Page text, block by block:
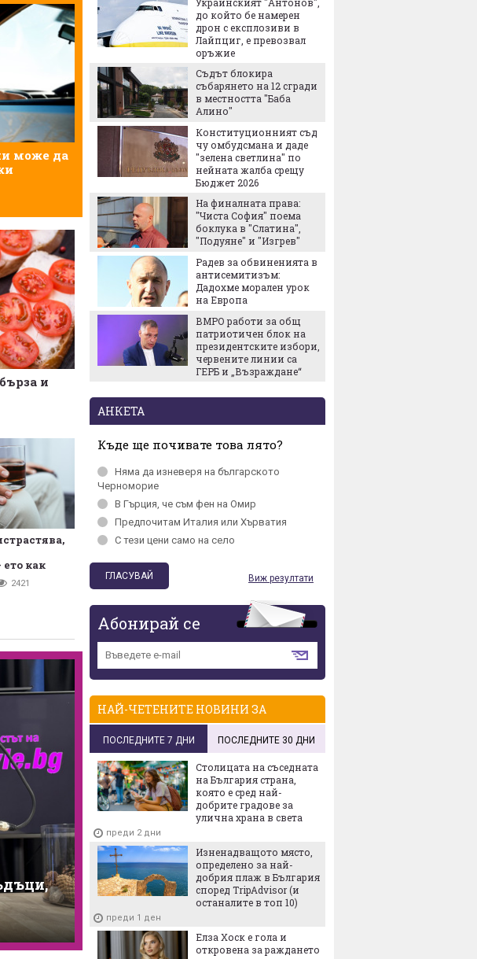
може да
и
ето как
2421
финансова
отстрани
на Арсенал
на
отбор е
Авив?
да направи
Авив
на Лига на
но се
трансфер
в Турция
до който бе намерен
дрон с експлозиви в
Лайпциг, е превозвал
оръжие
Съдът блокира
събарянето на 12 сгради
в местността "Баба
Алино"
Конституционният съд
чу омбудсмана и даде
"зелена светлина" по
нейната жалба срещу
Бюджет 2026
На финалната права:
"Чиста София" поема
боклука в "Слатина",
"Подуяне" и "Изгрев"
Радев за обвиненията в
антисемитизъм:
Дадохме морален урок
на Европа
ВМРО работи за общ
патриотичен блок на
президентските избори,
червените линии са
ГЕРБ и „Възраждане“
АНКЕТА
Къде ще почивате това лято?
Няма да изневеря на българското
Черномориe
В Гърция, че съм фен на Омир
Предпочитам Италия или Хърватия
С тези цени само на село
Виж резултати
Абонирай се
НАЙ-ЧЕТЕНИТЕ НОВИНИ ЗА
ПОСЛЕДНИТЕ 7 ДНИ ПОСЛЕДНИТЕ 30 ДНИ
Столицата на съседната
на България страна,
която е сред най-
добрите градове за
улична храна в света
преди 2 дни
Изненадващото място,
определено за най-
добрия плаж в България
според TripAdvisor (и
останалите в топ 10)
преди 1 ден
Елза Хоск е гола и
откровена за раждането